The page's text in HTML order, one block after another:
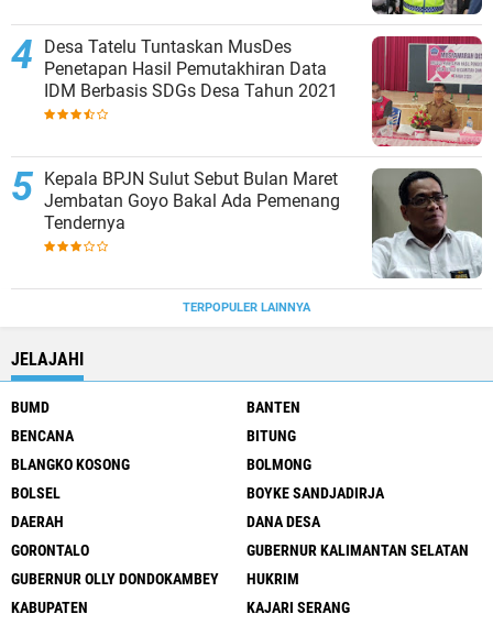
Desa Tatelu Tuntaskan MusDes
Penetapan Hasil Pemutakhiran Data
IDM Berbasis SDGs Desa Tahun 2021
Kepala BPJN Sulut Sebut Bulan Maret
Jembatan Goyo Bakal Ada Pemenang
Tendernya
TERPOPULER LAINNYA
JELAJAHI
BUMD
BANTEN
BENCANA
BITUNG
BLANGKO KOSONG
BOLMONG
BOLSEL
BOYKE SANDJADIRJA
DAERAH
DANA DESA
GORONTALO
GUBERNUR KALIMANTAN SELATAN
GUBERNUR OLLY DONDOKAMBEY
HUKRIM
KABUPATEN
KAJARI SERANG